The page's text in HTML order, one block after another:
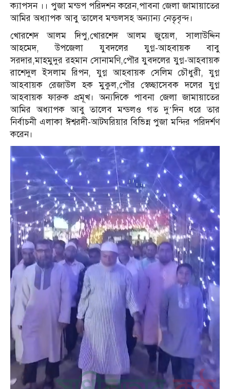
ক্যাপসন ।। পুজা মন্ডপ পরিদশন করেন,পাবনা জেলা জামায়াতের
আমির অধ্যাপক আবু তালেব মন্ডলসহ অন্যান্য নেতৃবৃন্দ।
খোরশেদ আলম দিপু,খোরশেদ আলম জুয়েল, সালাউদ্দিন
আহমেদ, উপজেলা যুবদলের যুগ্ন-আহবায়ক বাবু
সরদার,মাহমুদুর রহমান সোনামণি,পৌর যুবদলের যুগ্ন-আহবায়ক
রাশেদুল ইসলাম রিপন, যুগ্ন আহবায়ক সেলিম চৌধুরী, যুগ্ন
আহবায়ক রেজাউল হক মুকুল,পৌর স্বেচ্ছাসেবক দলের যুগ্ন
আহবায়ক ফারুক প্রমূখ। অন্যদিকে পাবনা জেলা জামায়াতের
আমির অধ্যাপক আবু তালেব মন্ডলও গত দু’দিন ধরে তার
নির্বাচনী এলাকা ঈশ্বরদী-আটঘরিয়ার বিভিন্ন পুজা মন্দির পরিদর্শণ
করেন।